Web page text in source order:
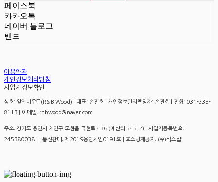
페이스북
카카오톡
네이버 블로그
밴드
이용약관
개인정보처리방침
사업자정보확인
상호: 알앤비우드(R&B Wood) | 대표: 손진호 | 개인정보관리책임자: 손진호 | 전화: 031-333-
8113 | 이메일: rnbwood@naver.com
주소: 경기도 용인시 처인구 모현읍 곡현로 436 (매산리 545-2) | 사업자등록번호:
2453800381
| 통신판매: 제2019용인처인0191호 | 호스팅제공자: (주)식스샵